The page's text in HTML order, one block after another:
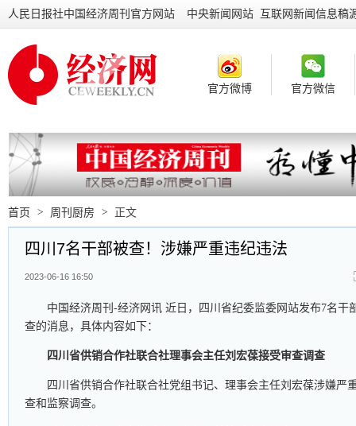
人民日报社中国经济周刊官方网站 中央新闻网站 互联网新闻信息稿
官方微博 官方微信
首页 > 周刊厨房 > 正文
四川7名干部被查！涉嫌严重违纪违法
2023-06-16 16:50
中国经济周刊-经济网讯 近日，四川省纪委监委网站发布7名干
查的消息，具体内容如下：
四川省供销合作社联合社理事会主任刘宏葆接受审查调查
四川省供销合作社联合社党组书记、理事会主任刘宏葆涉嫌严
查和监察调查。